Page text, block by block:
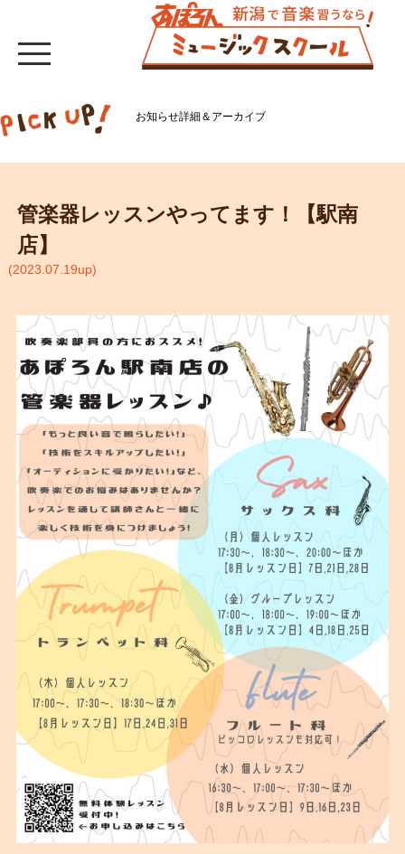
お知らせ詳細＆アーカイブ
管楽器レッスンやってます！【駅南
店】
(2023.07.19up)